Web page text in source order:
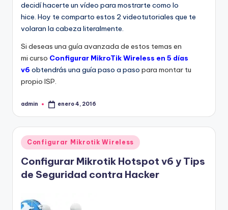
decidí hacerte un vídeo para mostrarte como lo
hice. Hoy te comparto estos 2 videotutoriales que te
volaran la cabeza literalmente.
Si deseas una guía avanzada de estos temas en
mi curso Configurar MikroTik Wireless en 5 días
v6 obtendrás una guía paso a paso para montar tu
propio ISP.
Publicado
admin enero 4, 2016
Publicado
en
Configurar Mikrotik Wireless
Configurar Mikrotik Hotspot v6 y Tips
de Seguridad contra Hacker